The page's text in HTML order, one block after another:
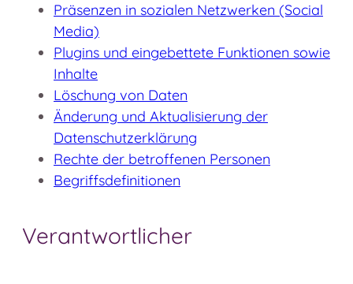
Präsenzen in sozialen Netzwerken (Social
Media)
Plugins und eingebettete Funktionen sowie
Inhalte
Löschung von Daten
Änderung und Aktualisierung der
Datenschutzerklärung
Rechte der betroffenen Personen
Begriffsdefinitionen
Verantwortlicher